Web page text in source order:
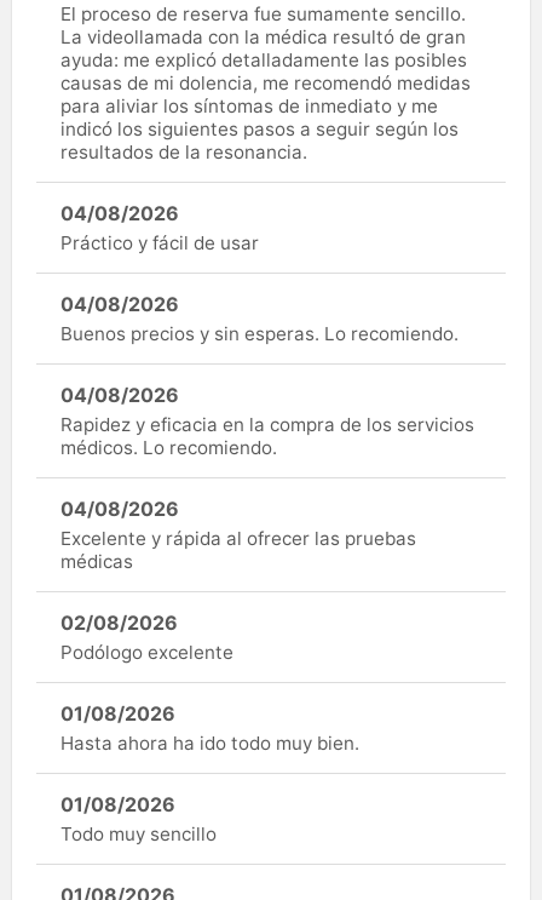
El proceso de reserva fue sumamente sencillo.
La videollamada con la médica resultó de gran
ayuda: me explicó detalladamente las posibles
causas de mi dolencia, me recomendó medidas
para aliviar los síntomas de inmediato y me
indicó los siguientes pasos a seguir según los
resultados de la resonancia.
04/08/2026
Práctico y fácil de usar
04/08/2026
Buenos precios y sin esperas. Lo recomiendo.
04/08/2026
Rapidez y eficacia en la compra de los servicios
médicos. Lo recomiendo.
04/08/2026
Excelente y rápida al ofrecer las pruebas
médicas
02/08/2026
Podólogo excelente
01/08/2026
Hasta ahora ha ido todo muy bien.
01/08/2026
Todo muy sencillo
01/08/2026